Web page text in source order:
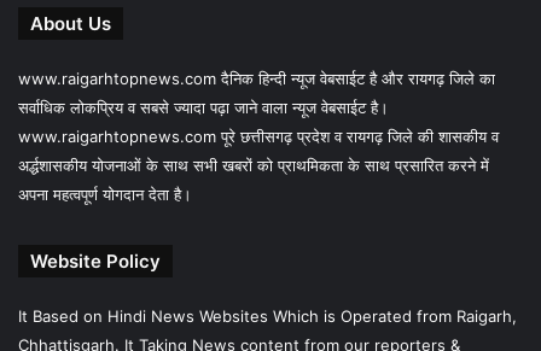
About Us
www.raigarhtopnews.com दैनिक हिन्दी न्यूज वेबसाईट है और रायगढ़ जिले का
सर्वाधिक लोकप्रिय व सबसे ज्यादा पढ़ा जाने वाला न्यूज वेबसाईट है।
www.raigarhtopnews.com पूरे छत्तीसगढ़ प्रदेश व रायगढ़ जिले की शासकीय व
अर्द्धशासकीय योजनाओं के साथ सभी खबरों को प्राथमिकता के साथ प्रसारित करने में
अपना महत्वपूर्ण योगदान देता है।
Website Policy
It Based on Hindi News Websites Which is Operated from Raigarh,
Chhattisgarh. It Taking News content from our reporters &